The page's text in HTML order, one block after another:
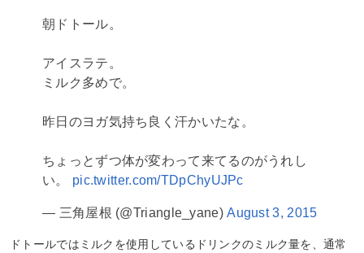
朝ドトール。
アイスラテ。
ミルク多めで。
昨日のヨガ気持ち良く汗かいたな。
ちょっとずつ体が変わって来てるのがうれし
い。 pic.twitter.com/TDpChyUJPc
— 三角屋根 (@Triangle_yane)August 3, 2015
ドトールではミルクを使用しているドリンクのミルク量を、通常